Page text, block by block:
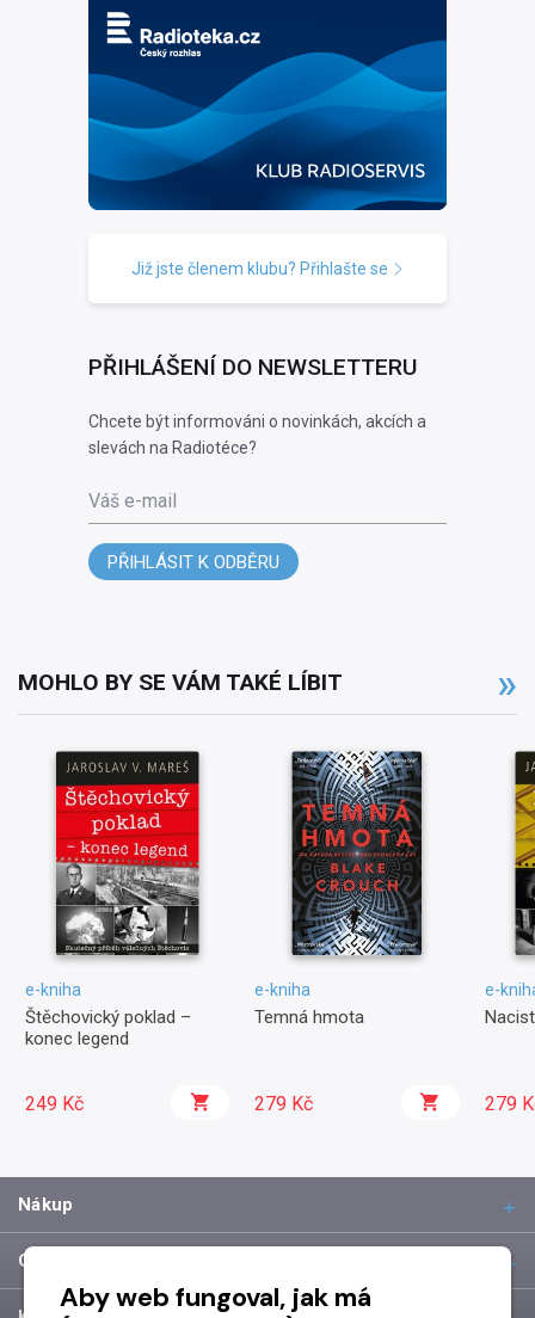
Již jste členem klubu? Přihlašte se
PŘIHLÁŠENÍ DO NEWSLETTERU
Chcete být informováni o novinkách, akcích a
slevách na Radiotéce?
Váš e-mail
PŘIHLÁSIT K ODBĚRU
MOHLO BY SE VÁM TAKÉ LÍBIT
e-kniha
Štěchovický poklad –
konec legend
249 Kč
e-kniha
Temná hmota
279 Kč
e-
279
Nákup
O společnosti
Aby web fungoval, jak má